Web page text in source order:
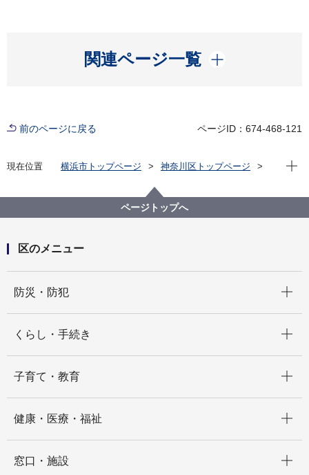
関連ページ一覧
開く
前のページに戻る ページID：674-468-121
現在位置 横浜市トップページ
神奈川区トップページ
【募集終了】朗読ボランティア養成講座
現在
ページトップへ
区のメニュー
防災・防犯
くらし・手続き
子育て・教育
健康・医療・福祉
窓口・施設